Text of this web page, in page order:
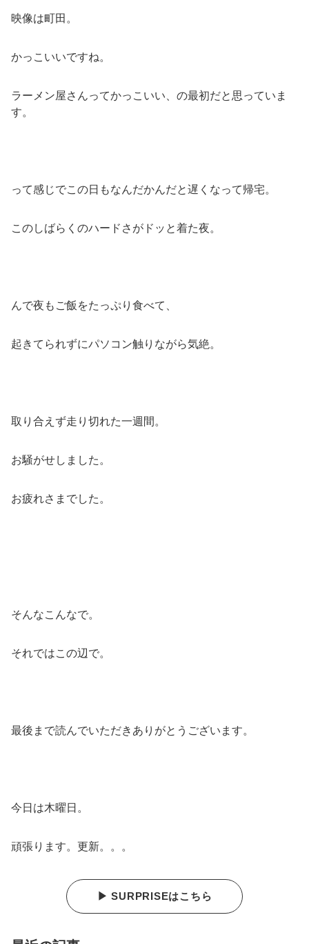
映像は町田。
かっこいいですね。
ラーメン屋さんってかっこいい、の最初だと思っていま
す。
って感じでこの日もなんだかんだと遅くなって帰宅。
このしばらくのハードさがドッと着た夜。
んで夜もご飯をたっぷり食べて、
起きてられずにパソコン触りながら気絶。
取り合えず走り切れた一週間。
お騒がせしました。
お疲れさまでした。
そんなこんなで。
それではこの辺で。
最後まで読んでいただきありがとうございます。
今日は木曜日。
頑張ります。更新。。。
▶ SURPRISEはこちら